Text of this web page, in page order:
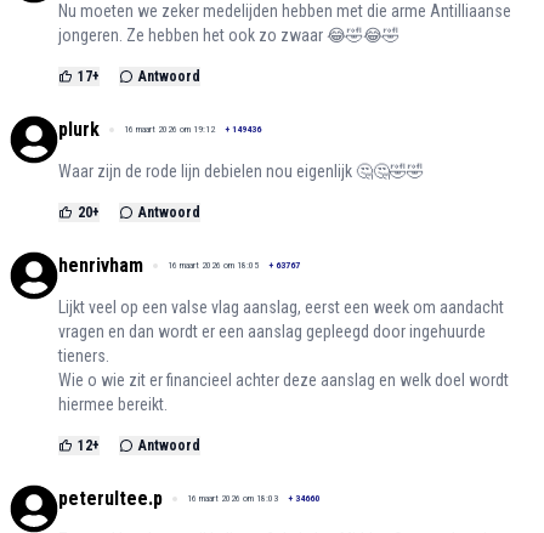
Nu moeten we zeker medelijden hebben met die arme Antilliaanse
jongeren. Ze hebben het ook zo zwaar 😂🤣😂🤣
17+ Antwoord
plurk 16 maart 2026 om 19:12 + 149436
Waar zijn de rode lijn debielen nou eigenlijk 🤔🤔🤣🤣
20+ Antwoord
henrivham 16 maart 2026 om 18:05 + 63767
Lijkt veel op een valse vlag aanslag, eerst een week om aandacht
vragen en dan wordt er een aanslag gepleegd door ingehuurde
tieners.
Wie o wie zit er financieel achter deze aanslag en welk doel wordt
hiermee bereikt.
12+ Antwoord
peterultee.p 16 maart 2026 om 18:03 + 34660